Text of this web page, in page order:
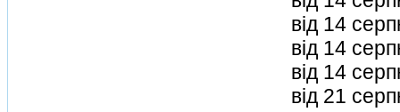
вiд 14
вiд 14
вiд 14
вiд 21